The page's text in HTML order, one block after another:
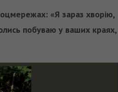
«Я зараз хворію,
побуваю у ваших краях,